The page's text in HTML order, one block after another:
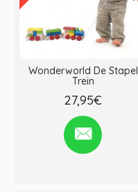
Wonderworld De Stapel
Trein
27,95€